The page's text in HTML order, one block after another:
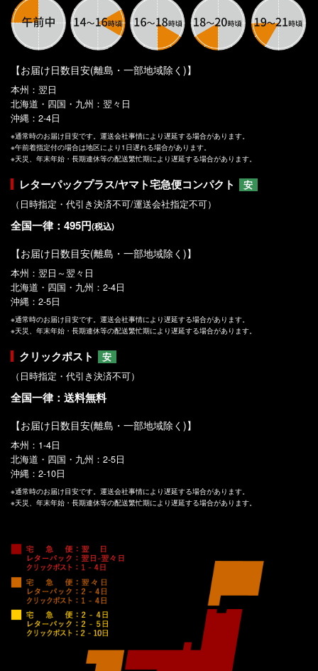
【お届け日数目安(離島・一部地域除く)】
本州：翌日
北海道・四国・九州：翌々日
沖縄：2-4日
※通常時のお届け目安です。運送会社事情により遅延する場合があります。
※午前着指定付の場合は地区により1日遅れる場合があります。
※天災、年末年始・長期連休等の配送繁忙期により遅延する場合があります。
レターパックプラス/ヤマト宅急便コンパクト
安
（日時指定・代引き決済不可/運送会社指定不可）
全国一律：495円(税込)
【お届け日数目安(離島・一部地域除く)】
本州：翌日～翌々日
北海道・四国・九州：2-4日
沖縄：2-5日
※通常時のお届け目安です。運送会社事情により遅延する場合があります。
※天災、年末年始・長期連休等の配送繁忙期により遅延する場合があります。
クリックポスト
安
（日時指定・代引き決済不可）
全国一律：送料無料
【お届け日数目安(離島・一部地域除く)】
本州：1-4日
北海道・四国・九州：2-5日
沖縄：2-10日
※通常時のお届け目安です。運送会社事情により遅延する場合があります。
※天災、年末年始・長期連休等の配送繁忙期により遅延する場合があります。